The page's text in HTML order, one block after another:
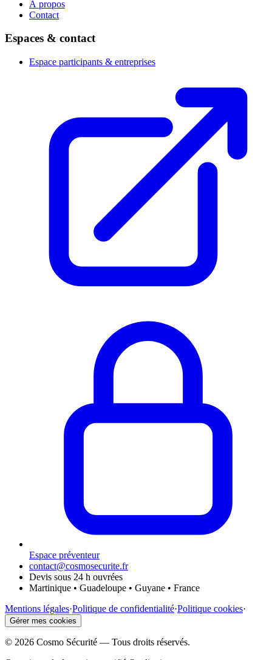
À propos
Contact
Espaces & contact
Espace participants & entreprises
Espace préventeur
contact@cosmosecurite.fr
Devis sous 24 h ouvrées
Martinique • Guadeloupe • Guyane • France
Mentions légales·Politique de confidentialité·Politique cookies·
Gérer mes cookies
© 2026 Cosmo Sécurité — Tous droits réservés.